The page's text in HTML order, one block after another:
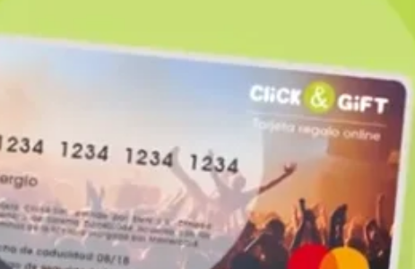
WhatsappFacebook
X Linkedin